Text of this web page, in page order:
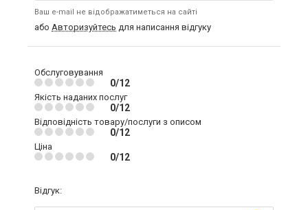
Ваш e-mail не відображатиметься на сайті
або Авторизуйтесь для написання відгуку
Обслуговування
0/12
Якість наданих послуг
0/12
Відповідність товару/послуги з описом
0/12
Ціна
0/12
Відгук: